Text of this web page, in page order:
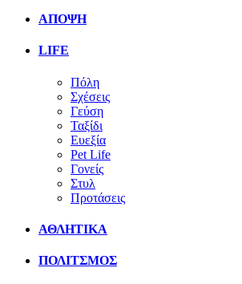
ΑΠΟΨΗ
LIFE
Πόλη
Σχέσεις
Γεύση
Ταξίδι
Ευεξία
Pet Life
Γονείς
Στυλ
Προτάσεις
ΑΘΛΗΤΙΚΑ
ΠΟΛΙΤΣΜΟΣ